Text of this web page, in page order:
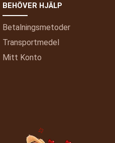
BEHÖVER HJÄLP
Betalningsmetoder
Transportmedel
Mitt Konto